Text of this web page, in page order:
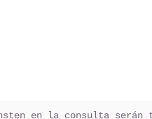
en la consulta serán